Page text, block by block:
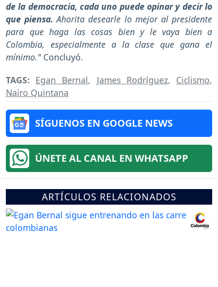
de la democracia, cada uno puede opinar y decir lo
que piensa. Ahorita desearle lo mejor al presidente
para que haga las cosas bien y le vaya bien a
Colombia, especialmente a la clase que gana el
mínimo." Concluyó.
TAGS: Egan Bernal, James Rodríguez, Ciclismo,
Nairo Quintana
SÍGUENOS EN GOOGLE NEWS
ÚNETE AL CANAL EN WHATSAPP
ARTÍCULOS RELACIONADOS